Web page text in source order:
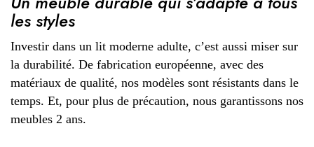
les styles
Investir dans un lit moderne adulte, c’est aussi miser sur
la durabilité. De fabrication européenne, avec des
matériaux de qualité, nos modèles sont résistants dans le
temps. Et, pour plus de précaution, nous garantissons nos
meubles 2 ans.